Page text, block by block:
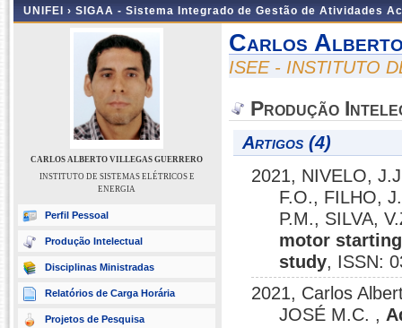
UNIFEI › SIGAA - Sistema Integrado de Gestão de Atividades
CARLOS ALBERTO VILLEGAS GUERRERO
INSTITUTO DE SISTEMAS ELÉTRICOS E
ENERGIA
Perfil Pessoal
Produção Intelectual
Disciplinas Ministradas
Relatórios de Carga Horária
Projetos de Pesquisa
Carlos
ISEE - INSTITUTO
Produção
Artigos (4)
2021, NIVELO,
F.O., FILHO,
P.M., SILVA,
motor
study, ISSN:
2021, Carlos
JOSÉ M.C. ,